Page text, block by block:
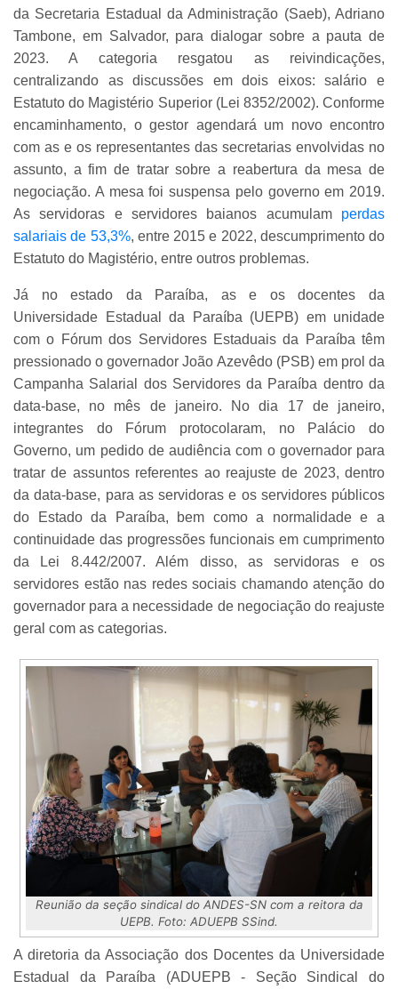
da Secretaria Estadual da Administração (Saeb), Adriano
Tambone, em Salvador, para dialogar sobre a pauta de
2023. A categoria resgatou as reivindicações,
centralizando as discussões em dois eixos: salário e
Estatuto do Magistério Superior (Lei 8352/2002). Conforme
encaminhamento, o gestor agendará um novo encontro
com as e os representantes das secretarias envolvidas no
assunto, a fim de tratar sobre a reabertura da mesa de
negociação. A mesa foi suspensa pelo governo em 2019.
As servidoras e servidores baianos acumulam perdas
salariais de 53,3%, entre 2015 e 2022, descumprimento do
Estatuto do Magistério, entre outros problemas.
Já no estado da Paraíba, as e os docentes da
Universidade Estadual da Paraíba (UEPB) em unidade
com o Fórum dos Servidores Estaduais da Paraíba têm
pressionado o governador João Azevêdo (PSB) em prol da
Campanha Salarial dos Servidores da Paraíba dentro da
data-base, no mês de janeiro. No dia 17 de janeiro,
integrantes do Fórum protocolaram, no Palácio do
Governo, um pedido de audiência com o governador para
tratar de assuntos referentes ao reajuste de 2023, dentro
da data-base, para as servidoras e os servidores públicos
do Estado da Paraíba, bem como a normalidade e a
continuidade das progressões funcionais em cumprimento
da Lei 8.442/2007. Além disso, as servidoras e os
servidores estão nas redes sociais chamando atenção do
governador para a necessidade de negociação do reajuste
geral com as categorias.
Reunião da seção sindical do ANDES-SN com a reitora da
UEPB. Foto: ADUEPB SSind.
A diretoria da Associação dos Docentes da Universidade
Estadual da Paraíba (ADUEPB - Seção Sindical do